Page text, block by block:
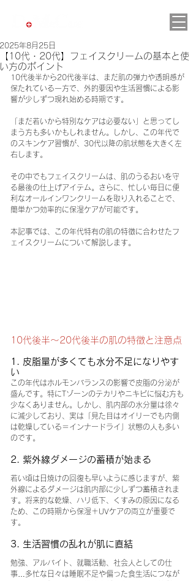
【10代・20代】フェイスクリームの基本と使
い方のポイント
2025年8月25日
10代後半から20代後半は、まだ肌の弾力や透明感が
保たれている一方で、外的要因や生活習慣による影
響が少しずつ現れ始める時期です。
「まだ若いから特別なケアは必要ない」と思ってし
まう方も多いかもしれません。しかし、この年代で
のスキンケア習慣が、30代以降の肌状態を大きく左
右します。
その中でもフェイスクリームは、肌のうるおいを守
る最後の仕上げアイテム。さらに、忙しい毎日に便
利なオールインワンクリームを取り入れることで、
簡単かつ効率的に保湿ケアが可能です。
本記事では、この年代特有の肌の特徴に合わせたフ
ェイスクリームについて解説します。
10代後半〜20代後半の肌の特徴と注意点
1. 皮脂量が多くても水分不足になりやす
い
この年代はホルモンバランスの影響で皮脂の分泌が
盛んです。特にTゾーンのテカリやニキビに悩む方も
少なくありません。しかし、肌内部の水分量は徐々
に減少しており、実は「見た目はオイリーでも内側
は乾燥している＝インナードライ」状態の人も多い
のです。
2. 紫外線ダメージの蓄積が始まる
若い頃は日焼けの回復も早いように感じますが、紫
外線によるダメージは肌内部に少しずつ蓄積されま
す。将来的な乾燥、ハリ低下、くすみの原因になる
ため、この時期から保湿＋UVケアの両立が重要で
す。
3. 生活習慣の乱れが肌に直結
勉強、アルバイト、就職活動、社会人としての仕
事…多忙な日々は睡眠不足や偏った食生活につなが